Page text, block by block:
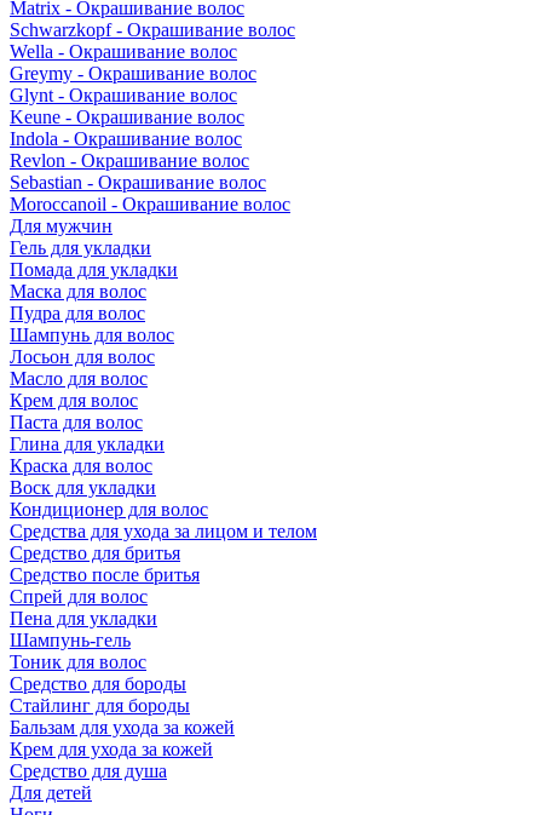
Matrix - Окрашивание волос
Schwarzkopf - Окрашивание волос
Wella - Окрашивание волос
Greymy - Окрашивание волос
Glynt - Окрашивание волос
Keune - Окрашивание волос
Indola - Окрашивание волос
Revlon - Окрашивание волос
Sebastian - Окрашивание волос
Moroccanoil - Окрашивание волос
Для мужчин
Гель для укладки
Помада для укладки
Маска для волос
Пудра для волос
Шампунь для волос
Лосьон для волос
Масло для волос
Крем для волос
Паста для волос
Глина для укладки
Краска для волос
Воск для укладки
Кондиционер для волос
Средства для ухода за лицом и телом
Средство для бритья
Средство после бритья
Спрей для волос
Пена для укладки
Шампунь-гель
Тоник для волос
Средство для бороды
Стайлинг для бороды
Бальзам для ухода за кожей
Крем для ухода за кожей
Средство для душа
Для детей